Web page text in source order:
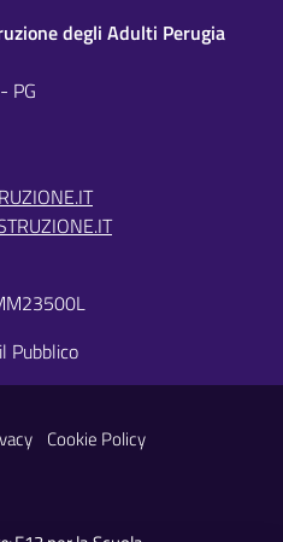
degli Adulti Perugia
PG
Pubblico
Cookie Policy